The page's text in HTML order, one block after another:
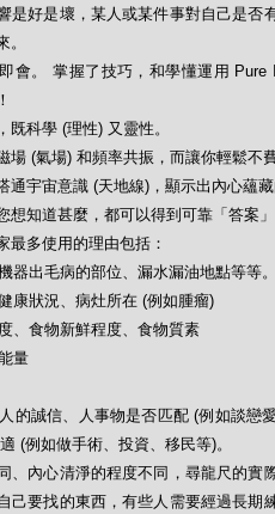
是好是壞，某人或某件事對自己是否
。
會。 掌握了技巧，和學懂運用
科學 (理性) 又靈性。
場 (氣場) 和頻率共振，而讓你輕鬆不
通宇宙意識 (天地線)，顯示出內心蘊
想知道甚麼，都可以得到可靠「答案」
最多使用的理由包括：
器出毛病的部位、漏水漏油地點等等。
康狀況、病灶所在 (例如腫瘤)
、食物新鮮程度、食物質素
量
的誠信、人事物是否匹配 (例如談戀
(例如做手術、投資、移民等)。
、內心清淨的程度不同，尋龍尺的實
己要找的東西，有些人需要經過長期